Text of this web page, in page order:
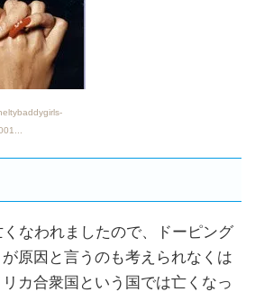
なわれましたので、ドーピング
原因と言うのも考えられなくは
カ合衆国という国では亡くなっ